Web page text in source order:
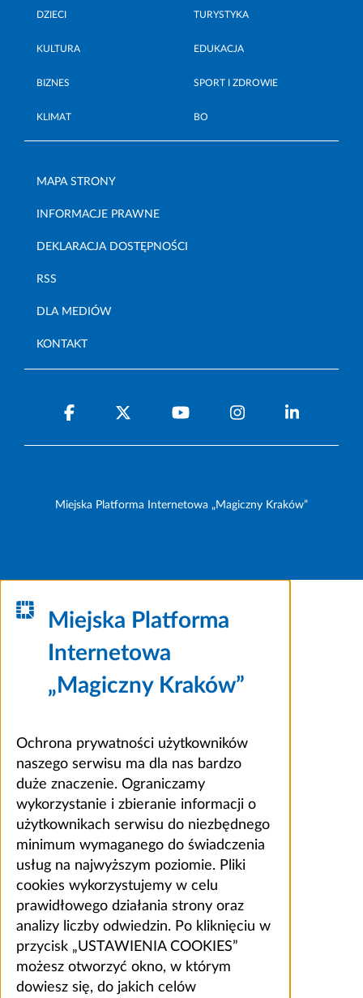
DZIECI TURYSTYKA
KULTURA EDUKACJA
BIZNES SPORT I ZDROWIE
KLIMAT BO
MAPA STRONY
INFORMACJE PRAWNE
DEKLARACJA DOSTĘPNOŚCI
RSS
DLA MEDIÓW
KONTAKT
Miejska Platforma Internetowa „Magiczny Kraków”
Miejska Platforma
Internetowa
„Magiczny Kraków”
Ochrona prywatności użytkowników
naszego serwisu ma dla nas bardzo
duże znaczenie. Ograniczamy
wykorzystanie i zbieranie informacji o
użytkownikach serwisu do niezbędnego
minimum wymaganego do świadczenia
usług na najwyższym poziomie. Pliki
cookies wykorzystujemy w celu
prawidłowego działania strony oraz
analizy liczby odwiedzin. Po kliknięciu w
przycisk „USTAWIENIA COOKIES”
możesz otworzyć okno, w którym
dowiesz się, do jakich celów